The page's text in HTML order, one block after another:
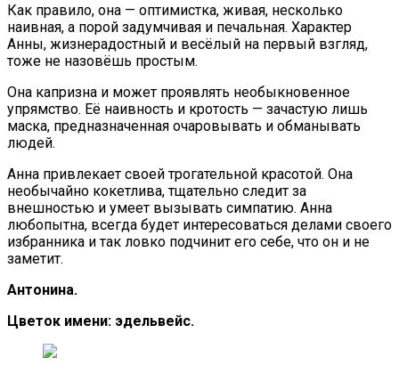
Как правило, она — оптимистка, живая, несколько
наивная, а порой задумчивая и печальная. Характер
Анны, жизнерадостный и весёлый на первый взгляд,
тоже не назовёшь простым.
Она капризна и может проявлять необыкновенное
упрямство. Её наивность и кротость — зачастую лишь
маска, предназначенная очаровывать и обманывать
людей.
Анна привлекает своей трогательной красотой. Она
необычайно кокетлива, тщательно следит за
внешностью и умеет вызывать симпатию. Анна
любопытна, всегда будет интересоваться делами своего
избранника и так ловко подчинит его себе, что он и не
заметит.
Антонина.
Цветок имени: эдельвейс.